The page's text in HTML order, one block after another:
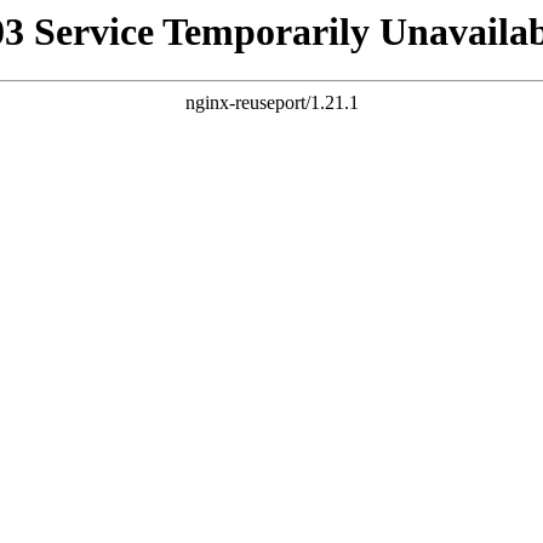
Service Temporarily
nginx-reuseport/1.21.1